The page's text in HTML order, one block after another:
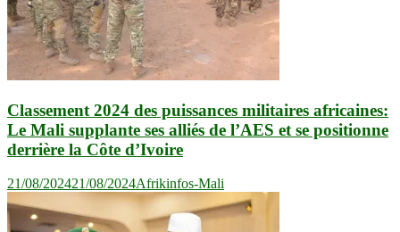
Classement 2024 des puissances militaires africaines:
Le Mali supplante ses alliés de l’AES et se positionne
derrière la Côte d’Ivoire
21/08/202421/08/2024Afrikinfos-Mali